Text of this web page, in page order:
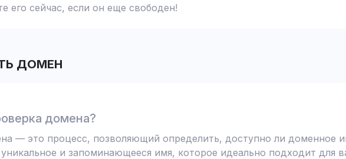
его сейчас, если он еще свободен!
ДОМЕН
домена?
— это процесс, позволяющий определить, доступно ли доменное
и запоминающееся имя, которое идеально подходит для